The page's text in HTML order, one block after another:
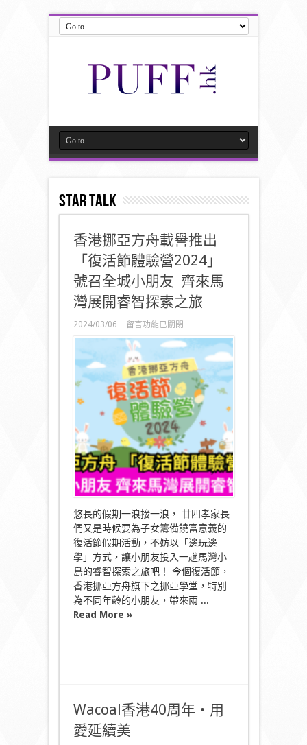
STAR TALK
香港挪亞方舟載譽推出
「復活節體驗營2024」
號召全城小朋友 齊來馬
灣展開睿智探索之旅
2024/03/06
在
〈香
港
挪
亞
方
舟
載
譽
推
出
「復
活
節
體
驗
營
2024」
號
召
全
城
小
朋
友
齊
探
之
留言功能已關閉
悠長的假期一浪接一浪， 廿四孝家長
們又是時候要為子女籌備饒富意義的
復活節假期活動，不妨以「邊玩邊
學」方式，讓小朋友投入一趟馬灣小
島的睿智探索之旅吧！ 今個復活節，
香港挪亞方舟旗下之挪亞學堂，特別
為不同年齡的小朋友，帶來兩 ...
Read More »
Wacoal香港40周年‧用
愛延續美